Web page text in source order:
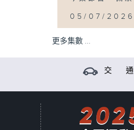
05/07/2026
更多集數 ...
交 通